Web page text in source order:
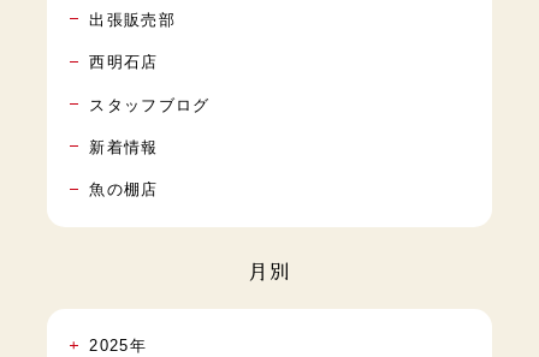
出張販売部
西明石店
スタッフブログ
新着情報
魚の棚店
月別
2025年